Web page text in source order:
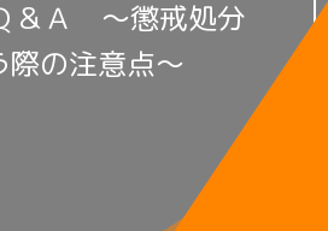
＆Ａ ～懲戒処分
際の注意点～